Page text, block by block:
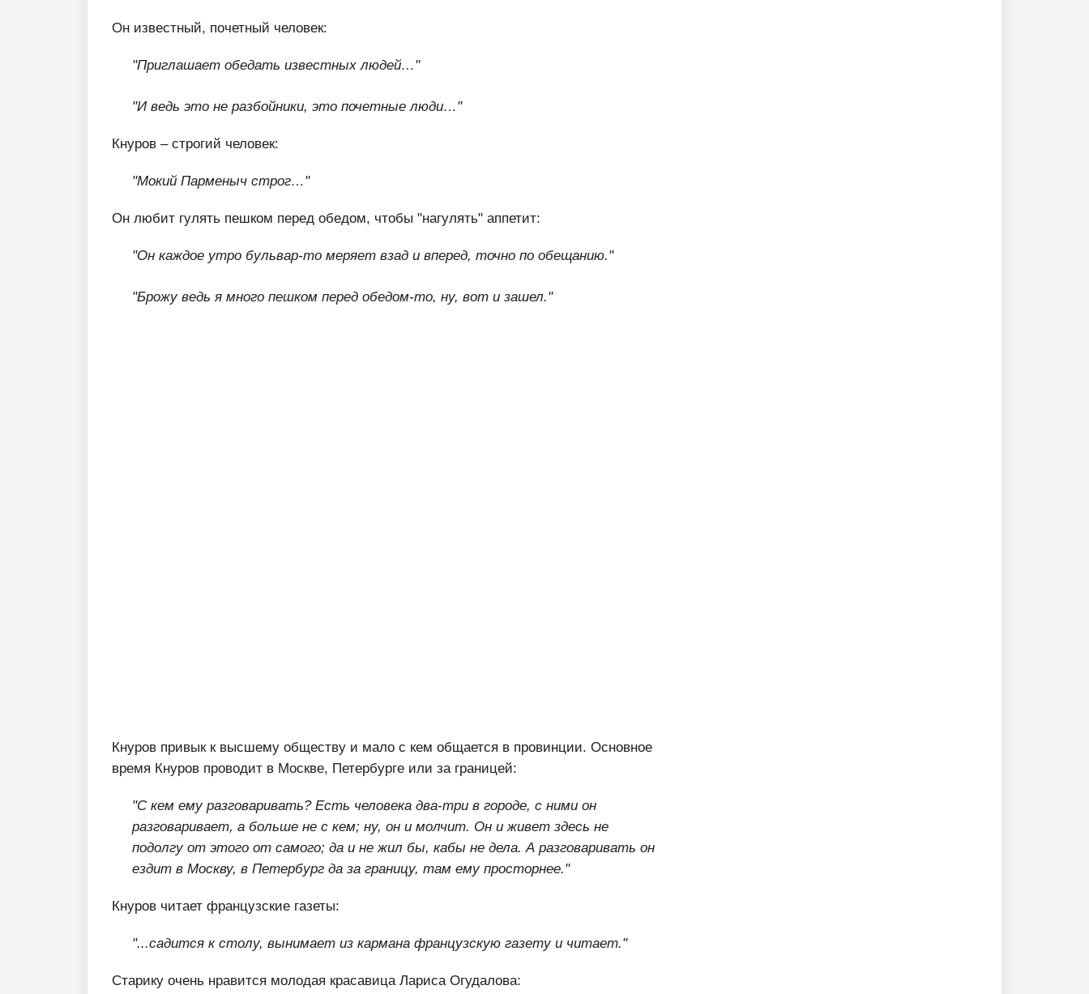
Он известный, почетный человек:
"Приглашает обедать известных людей…"
"И ведь это не разбойники, это почетные люди…"
Кнуров – строгий человек:
"Мокий Парменыч строг…"
Он любит гулять пешком перед обедом, чтобы "нагулять" аппетит:
"Он каждое утро бульвар‑то меряет взад и вперед, точно по обещанию."
"Брожу ведь я много пешком перед обедом‑то, ну, вот и зашел."
Кнуров привык к высшему обществу и мало с кем общается в провинции. Основное
время Кнуров проводит в Москве, Петербурге или за границей:
"С кем ему разговаривать? Есть человека два-три в городе, с ними он
разговаривает, а больше не с кем; ну, он и молчит. Он и живет здесь не
подолгу от этого от самого; да и не жил бы, кабы не дела. А разговаривать он
ездит в Москву, в Петербург да за границу, там ему просторнее."
Кнуров читает французские газеты:
"...садится к столу, вынимает из кармана французскую газету и читает."
Старику очень нравится молодая красавица Лариса Огудалова: